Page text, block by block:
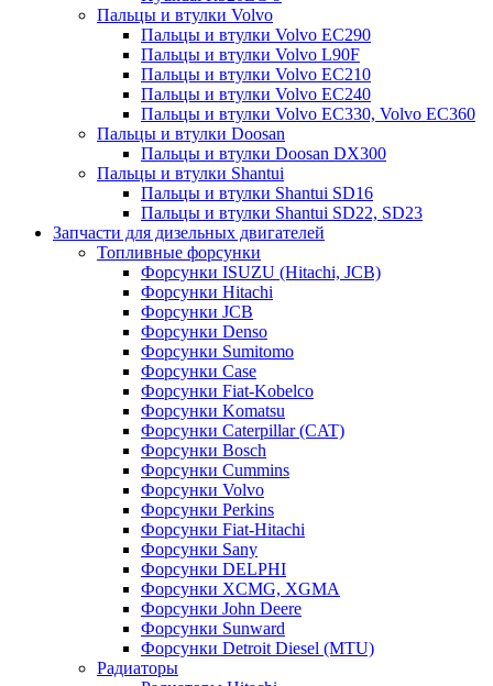
Пальцы и втулки Volvo
Пальцы и втулки Volvo EC290
Пальцы и втулки Volvo L90F
Пальцы и втулки Volvo EC210
Пальцы и втулки Volvo EC240
Пальцы и втулки Volvo EC330, Volvo EC360
Пальцы и втулки Doosan
Пальцы и втулки Doosan DX300
Пальцы и втулки Shantui
Пальцы и втулки Shantui SD16
Пальцы и втулки Shantui SD22, SD23
Запчасти для дизельных двигателей
Топливные форсунки
Форсунки ISUZU (Hitachi, JCB)
Форсунки Hitachi
Форсунки JCB
Форсунки Denso
Форсунки Sumitomo
Форсунки Case
Форсунки Fiat-Kobelco
Форсунки Komatsu
Форсунки Caterpillar (CAT)
Форсунки Bosch
Форсунки Cummins
Форсунки Volvo
Форсунки Perkins
Форсунки Fiat-Hitachi
Форсунки Sany
Форсунки DELPHI
Форсунки XCMG, XGMA
Форсунки John Deere
Форсунки Sunward
Форсунки Detroit Diesel (MTU)
Радиаторы